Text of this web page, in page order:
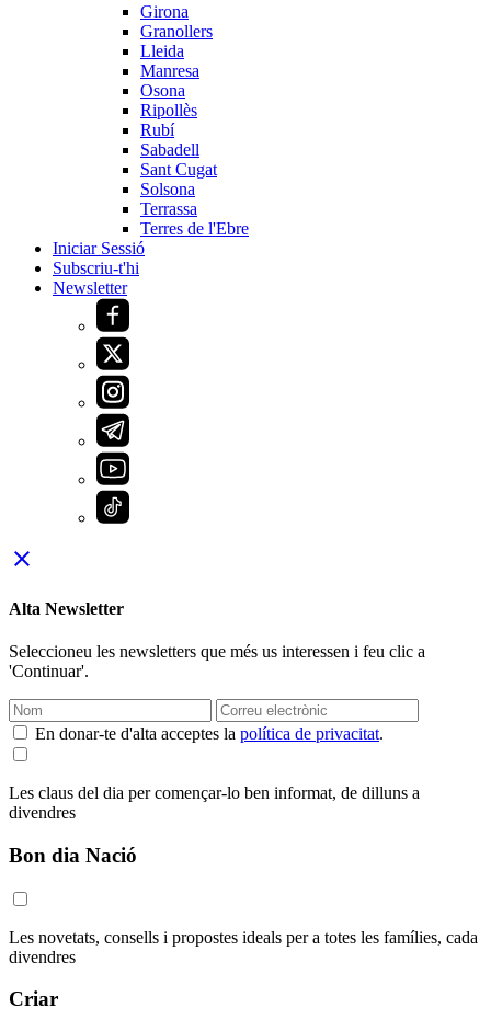
Girona
Granollers
Lleida
Manresa
Osona
Ripollès
Rubí
Sabadell
Sant Cugat
Solsona
Terrassa
Terres de l'Ebre
Iniciar Sessió
Subscriu-t'hi
Newsletter
close
Alta Newsletter
Seleccioneu les newsletters que més us interessen i feu clic a
'Continuar'.
En donar-te d'alta acceptes la política de privacitat.
Les claus del dia per començar-lo ben informat, de dilluns a
divendres
Bon dia Nació
Les novetats, consells i propostes ideals per a totes les famílies, cada
divendres
Criar